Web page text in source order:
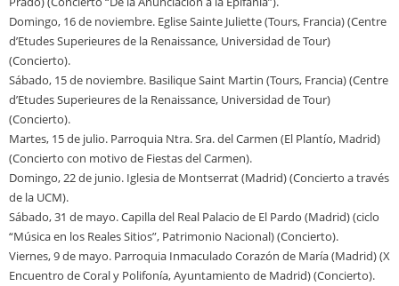
Domingo, 16 de noviembre. Eglise Sainte Juliette (Tours, Francia) (Centre
d’Etudes Superieures de la Renaissance, Universidad de Tour)
(Concierto).
Sábado, 15 de noviembre. Basilique Saint Martin (Tours, Francia) (Centre
d’Etudes Superieures de la Renaissance, Universidad de Tour)
(Concierto).
Martes, 15 de julio. Parroquia Ntra. Sra. del Carmen (El Plantío, Madrid)
(Concierto con motivo de Fiestas del Carmen).
Domingo, 22 de junio. Iglesia de Montserrat (Madrid) (Concierto a través
de la UCM).
Sábado, 31 de mayo. Capilla del Real Palacio de El Pardo (Madrid) (ciclo
“Música en los Reales Sitios”, Patrimonio Nacional) (Concierto).
Viernes, 9 de mayo. Parroquia Inmaculado Corazón de María (Madrid) (X
Encuentro de Coral y Polifonía, Ayuntamiento de Madrid) (Concierto).